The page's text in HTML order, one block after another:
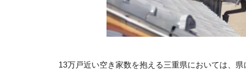
13万戸近い空き家数を抱える三重県においては、